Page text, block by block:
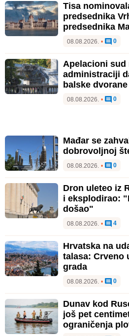
Tisa
predsednika
predsednika
08.08.2026. • 0
Apelacioni sud
administraciji
balske
08.08.2026. • 0
Mađar se
dobrovoljnoj
08.08.2026. • 0
Dron uleteo iz
i eksplodirao:
došao"
08.08.2026. • 4
Hrvatska na
talasa: Crveno
grada
08.08.2026. • 0
Dunav kod
još pet
ograničenja